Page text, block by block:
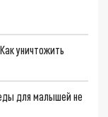
уничтожить
для малышей не